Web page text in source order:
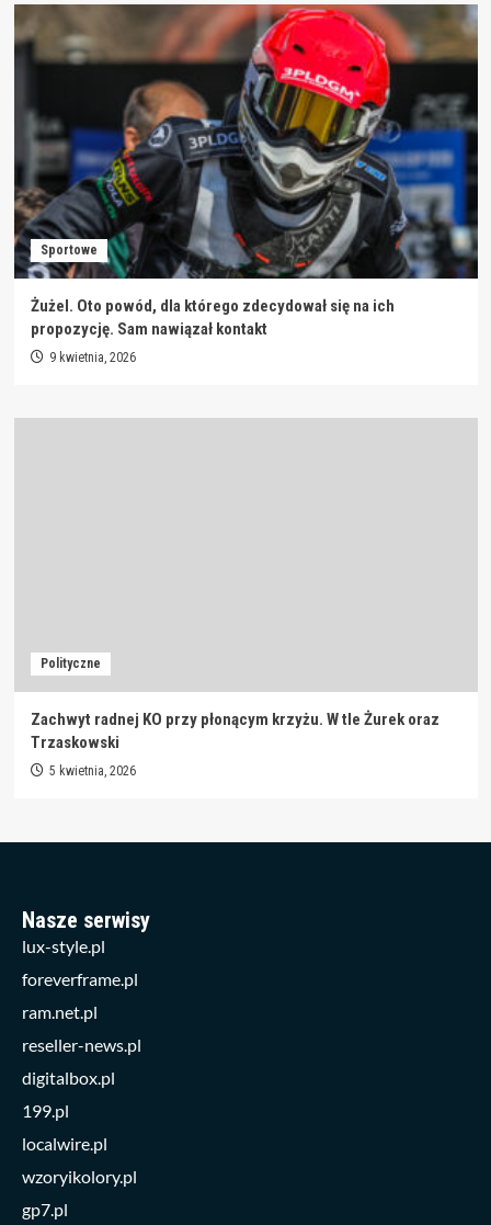
Sportowe
Żużel. Oto powód, dla którego zdecydował się na ich
propozycję. Sam nawiązał kontakt
9 kwietnia, 2026
Polityczne
Zachwyt radnej KO przy płonącym krzyżu. W tle Żurek oraz
Trzaskowski
5 kwietnia, 2026
Nasze serwisy
lux-style.pl
foreverframe.pl
ram.net.pl
reseller-news.pl
digitalbox.pl
199.pl
localwire.pl
wzoryikolory.pl
gp7.pl